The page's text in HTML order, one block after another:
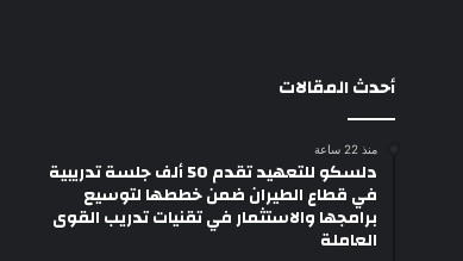
أحدث المقالات
منذ 22 ساعة
دلسكو للتعهيد تقدم 50 ألف جلسة تدريبية
في قطاع الطيران ضمن خططها لتوسيع
برامجها والاستثمار في تقنيات تدريب القوى
العاملة